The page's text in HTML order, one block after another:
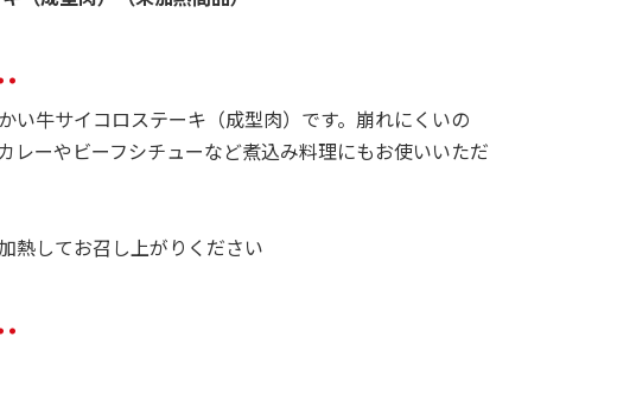
い牛サイコロステーキ（成型肉）です。崩れにくいの
レーやビーフシチューなど煮込み料理にもお使いいただ
熱してお召し上がりください